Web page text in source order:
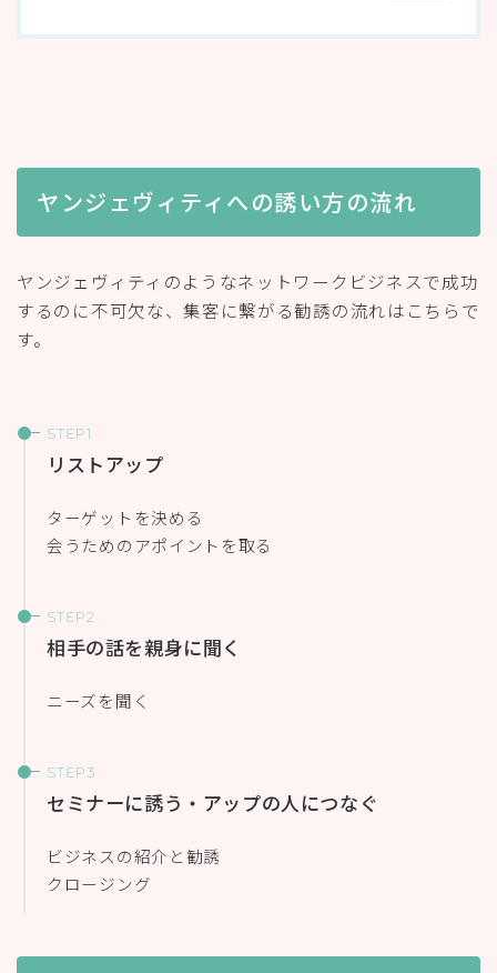
ヤンジェヴィティへの誘い方の流れ
ヤンジェヴィティのようなネットワークビジネスで成功
するのに不可欠な、集客に繋がる勧誘の流れはこちらで
す。
リストアップ
ターゲットを決める
会うためのアポイントを取る
相手の話を親身に聞く
ニーズを聞く
セミナーに誘う・アップの人につなぐ
ビジネスの紹介と勧誘
クロージング